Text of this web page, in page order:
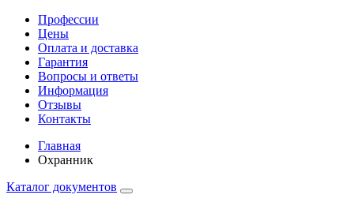
Профессии
Цены
Оплата и доставка
Гарантия
Вопросы и ответы
Информация
Отзывы
Контакты
Главная
Охранник
Каталог документов